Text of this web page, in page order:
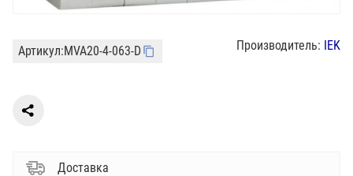
Артикул:MVA20-4-063-D Производитель: IEK
Доставка